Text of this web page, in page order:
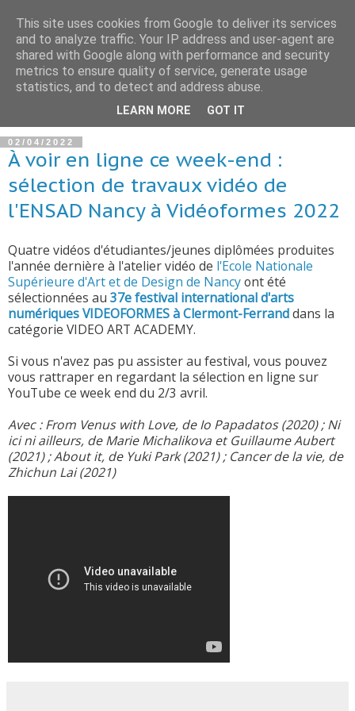
02/04/2022
À voir en ligne ce week-end :
sélection de travaux vidéo de
l'ENSAD Nancy à Vidéoformes 2022
Quatre vidéos d'étudiantes/jeunes diplômées produites
l'année dernière à l'atelier vidéo de l'Ecole Nationale
Supérieure d'Art et de Design de Nancyont été
sélectionnées au 37e festival international d'arts
numériques VIDEOFORMES à Clermont-Ferranddans la
catégorie VIDEO ART ACADEMY.
Si vous n'avez pas pu assister au festival, vous pouvez
vous rattraper en regardant la sélection en ligne sur
YouTube ce week end du 2/3 avril.
Avec : From Venus with Love, de Io Papadatos (2020) ; Ni
ici ni ailleurs, de Marie Michalikova et Guillaume Aubert
(2021) ; About it, de Yuki Park (2021) ; Cancer de la vie, de
Zhichun Lai (2021)
This site uses cookies from Google to deliver its services
and to analyze traffic. Your IP address and user-agent are
shared with Google along with performance and security
metrics to ensure quality of service, generate usage
statistics, and to detect and address abuse.
LEARN MORE GOT IT